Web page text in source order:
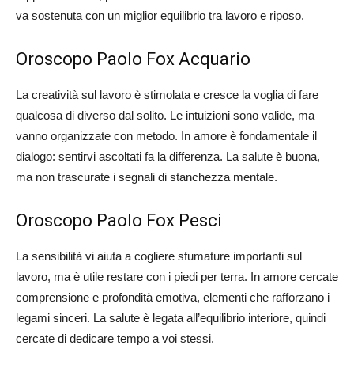
va sostenuta con un miglior equilibrio tra lavoro e riposo.
Oroscopo Paolo Fox Acquario
La creatività sul lavoro è stimolata e cresce la voglia di fare
qualcosa di diverso dal solito. Le intuizioni sono valide, ma
vanno organizzate con metodo. In amore è fondamentale il
dialogo: sentirvi ascoltati fa la differenza. La salute è buona,
ma non trascurate i segnali di stanchezza mentale.
Oroscopo Paolo Fox Pesci
La sensibilità vi aiuta a cogliere sfumature importanti sul
lavoro, ma è utile restare con i piedi per terra. In amore cercate
comprensione e profondità emotiva, elementi che rafforzano i
legami sinceri. La salute è legata all’equilibrio interiore, quindi
cercate di dedicare tempo a voi stessi.